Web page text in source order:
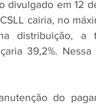
divulgado em 12
cairia, no
distribuição, a
39,2%.
do